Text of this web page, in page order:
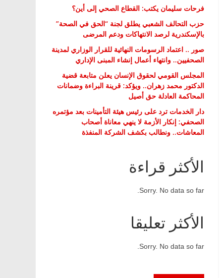
فرحات سليمان يكتب: القطاع الصحي إلى أين؟
حزب التحالف الشعبي يطلق لجنة “الحق في الصحة”
بالإسكندرية لرصد الانتهاكات ودعم المرضى
صور .. اعتماد الرسومات النهائية للقرار الوزاري لمدينة
الصحفيين.. وانتهاء أعمال إنشاء المبنى الإداري
المجلس القومي لحقوق الإنسان يعلن متابعة قضية
الدكتور محمد زهران.. ويؤكد: قرينة البراءة وضمانات
المحاكمة العادلة حق أصيل
دار الخدمات ترد على رئيس هيئة التأمينات بعد مؤتمره
الصحفي: إنكار الأزمة لا ينهي معاناة أصحاب
المعاشات.. ونطالب بكشف الشركة المنفذة
الأكثر قراءة
Sorry. No data so far.
الأكثر تعليقا
Sorry. No data so far.